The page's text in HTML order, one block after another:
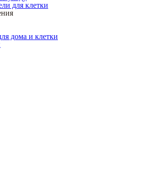
для клетки
дома и клетки